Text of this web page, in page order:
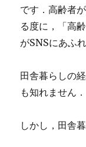
です．高齢者
る度に，「高
がSNSにあふ
田舎暮らしの
も知れません．
しかし，田舎